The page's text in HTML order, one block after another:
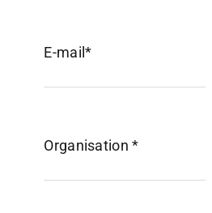
E-mail*
Organisation *